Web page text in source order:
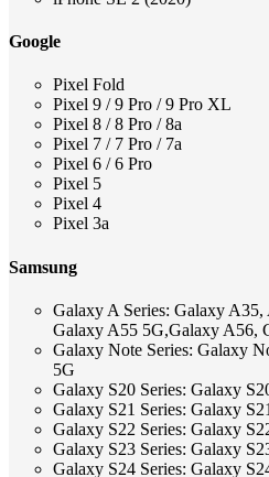
Google
Pixel Fold
Pixel 9 / 9 Pro / 9 Pro XL
Pixel 8 / 8 Pro / 8a
Pixel 7 / 7 Pro / 7a
Pixel 6 / 6 Pro
Pixel 5
Pixel 4
Pixel 3a
Samsung
Galaxy A Series: Galaxy
Galaxy A55 5G,Galaxy A56,
Galaxy Note Series: Galaxy
5G
Galaxy S20 Series: Galaxy
Galaxy S21 Series: Galaxy S21
Galaxy S22 Series: Galaxy
Galaxy S23 Series: Galaxy
Galaxy S24 Series: Galaxy